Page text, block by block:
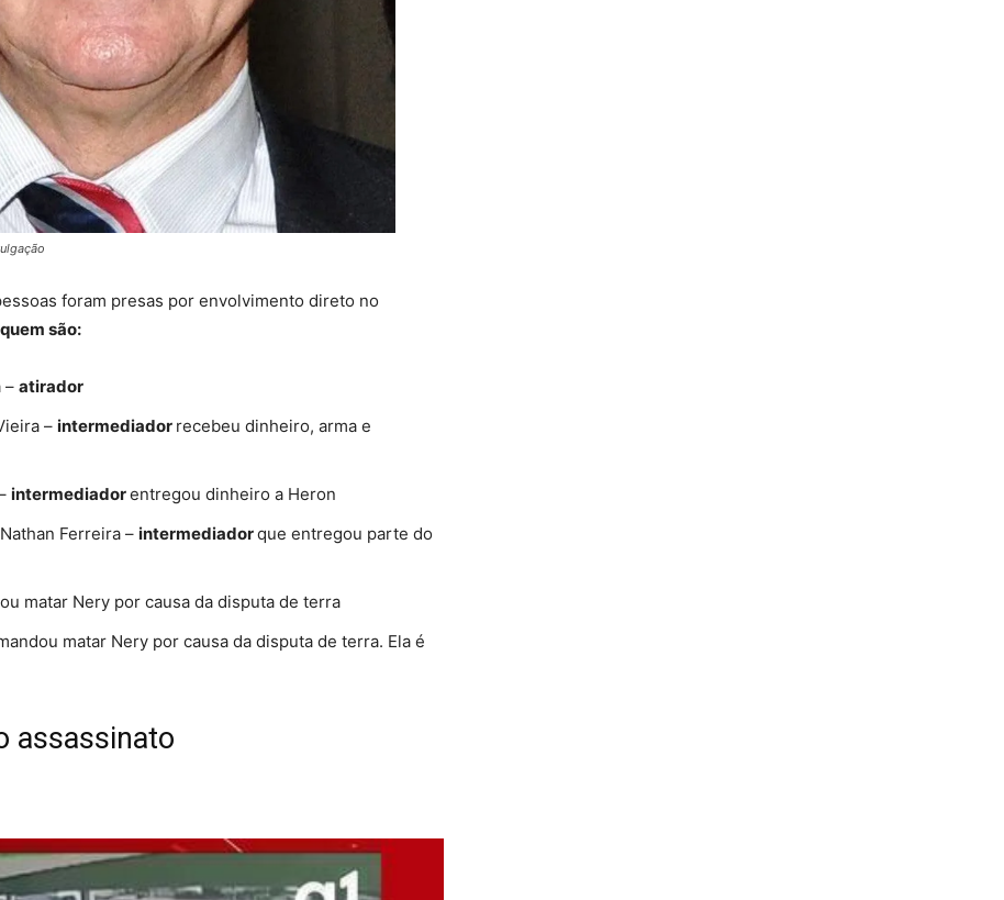
foram presas por envolvimento direto no
são:
– atirador
– intermediador recebeu dinheiro, arma e
intermediadorentregou dinheiro a Heron
Ferreira – intermediadorque entregou parte do
matar Nery por causa da disputa de terra
matar Nery por causa da disputa de terra. Ela é
assassinato